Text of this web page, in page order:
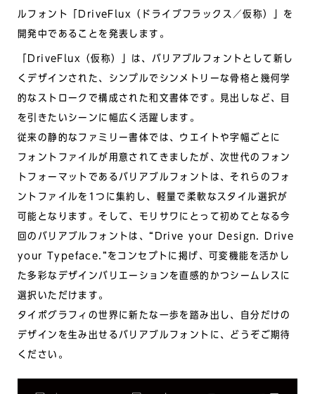
ルフォント「DriveFlux（ドライブフラックス／仮称）」を
開発中であることを発表します。
「DriveFlux（仮称）」は、バリアブルフォントとして新し
くデザインされた、シンプルでシンメトリーな骨格と幾何学
的なストロークで構成された和文書体です。見出しなど、目
を引きたいシーンに幅広く活躍します。
従来の静的なファミリー書体では、ウエイトや字幅ごとに
フォントファイルが用意されてきましたが、次世代のフォン
トフォーマットであるバリアブルフォントは、それらのフォ
ントファイルを1つに集約し、軽量で柔軟なスタイル選択が
可能となります。そして、モリサワにとって初めてとなる今
回のバリアブルフォントは、“Drive your Design. Drive
your Typeface.”をコンセプトに掲げ、可変機能を活かし
た多彩なデザインバリエーションを直感的かつシームレスに
選択いただけます。
タイポグラフィの世界に新たな一歩を踏み出し、自分だけの
デザインを生み出せるバリアブルフォントに、どうぞご期待
ください。